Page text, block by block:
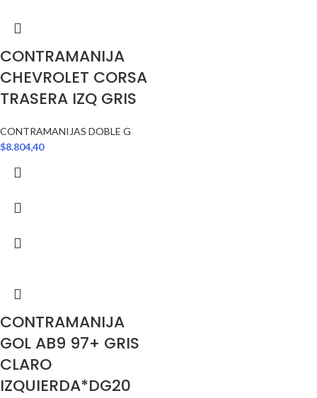
CONTRAMANIJA
CHEVROLET CORSA
TRASERA IZQ GRIS
CONTRAMANIJAS DOBLE G
$8.804,40
CONTRAMANIJA
GOL AB9 97+ GRIS
CLARO
IZQUIERDA*DG20